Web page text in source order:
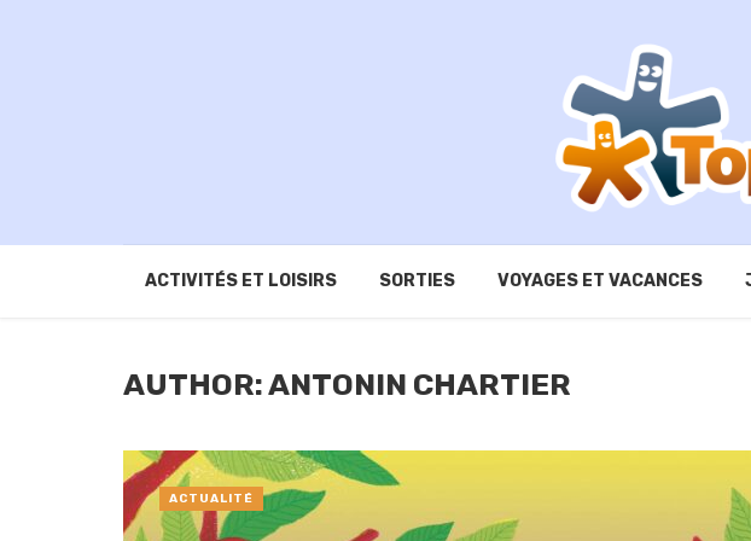
ACTIVITÉS ET LOISIRS SORTIES VOYAGES ET VACANCES
AUTHOR: ANTONIN CHARTIER
ACTUALITÉ